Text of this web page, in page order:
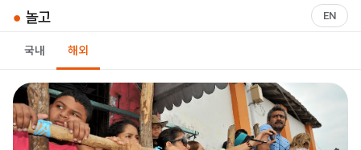
● 놀고 EN
국내 해외